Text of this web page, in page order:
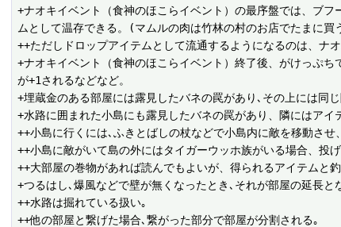
+ナオキイベント（食神のほこらイベント）の最序盤では、ブ
ムとして温存できる。(マムルの肉は竹林の村のお店でたまに買
++ただしドロップアイテムとして流通するようになるのは、ナ
+ナオキイベント（食神のほこらイベント）終了後、がけっぷ
が+1されるなどなど。
+埋蔵金のある部屋には露見したバネの罠があり､その上には同
+水路に囲まれた小島にも露見したバネの罠があり、隣にはアイ
++小島に行くには､ふきとばしの杖などで小島内に敵を移動させ
++小島に敵がいて島の外にはタイガーウッホ族がいる場合、投
++大部屋の巻物があれば読んでもよいが、得られるアイテムと
+つるはし､爆風などで壁が無くなったとき､それが部屋の延長
++水路は掘れている扱い｡
++他の部屋と繋げた場合､繋がった部分で部屋が分割される｡